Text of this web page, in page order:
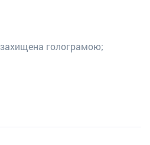
голограмою;